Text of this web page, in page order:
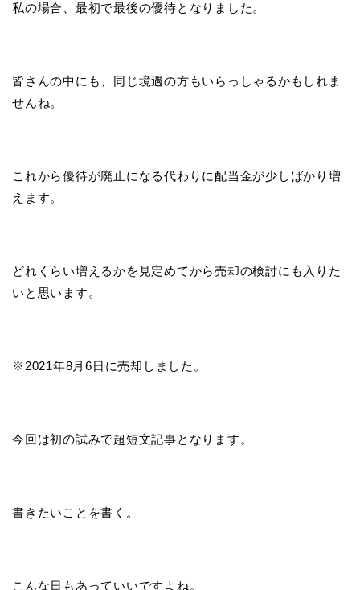
私の場合、最初で最後の優待となりました。
皆さんの中にも、同じ境遇の方もいらっしゃるかもしれま
せんね。
これから優待が廃止になる代わりに配当金が少しばかり増
えます。
どれくらい増えるかを見定めてから売却の検討にも入りた
いと思います。
※2021年8月6日に売却しました。
今回は初の試みで超短文記事となります。
書きたいことを書く。
こんな日もあっていいですよね。